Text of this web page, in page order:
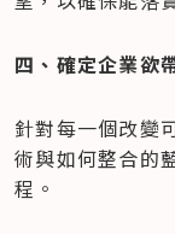
四、確定企業欲
針對每一個改變
術與如何整合的
程。